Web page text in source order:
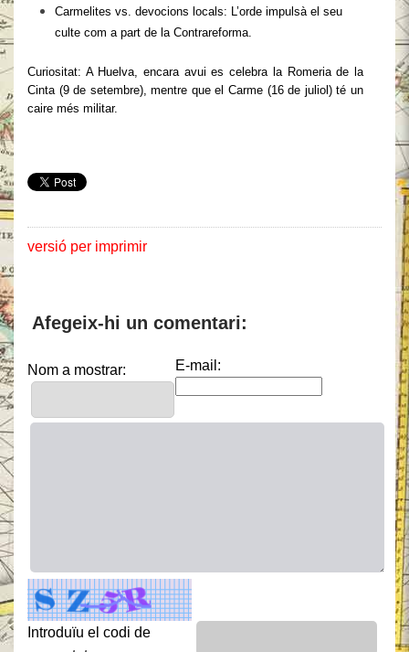
Carmelites vs. devocions locals: L’orde impulsà el seu
culte com a part de la Contrareforma.
Curiositat: A Huelva, encara avui es celebra la Romeria de la
Cinta (9 de setembre), mentre que el Carme (16 de juliol) té un
caire més militar.
versió per imprimir
Afegeix-hi un comentari:
Nom a mostrar: E-mail:
Introduïu el codi de